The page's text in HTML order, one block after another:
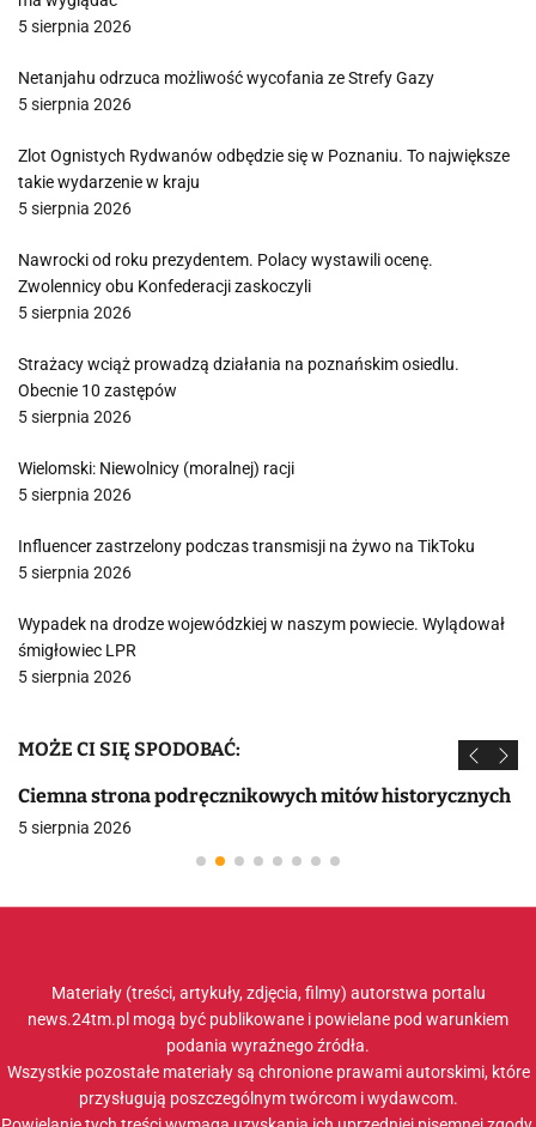
5 sierpnia 2026
Netanjahu odrzuca możliwość wycofania ze Strefy Gazy
5 sierpnia 2026
Zlot Ognistych Rydwanów odbędzie się w Poznaniu. To największe
takie wydarzenie w kraju
5 sierpnia 2026
Nawrocki od roku prezydentem. Polacy wystawili ocenę.
Zwolennicy obu Konfederacji zaskoczyli
5 sierpnia 2026
Strażacy wciąż prowadzą działania na poznańskim osiedlu.
Obecnie 10 zastępów
5 sierpnia 2026
Wielomski: Niewolnicy (moralnej) racji
5 sierpnia 2026
Influencer zastrzelony podczas transmisji na żywo na TikToku
5 sierpnia 2026
Wypadek na drodze wojewódzkiej w naszym powiecie. Wylądował
śmigłowiec LPR
5 sierpnia 2026
MOŻE CI SIĘ SPODOBAĆ:
Ciemna strona podręcznikowych mitów historycznych
5 sierpnia 2026
Materiały (treści, artykuły, zdjęcia, filmy) autorstwa portalu
news.24tm.pl mogą być publikowane i powielane pod warunkiem
podania wyraźnego źródła.
Wszystkie pozostałe materiały są chronione prawami autorskimi, które
przysługują poszczególnym twórcom i wydawcom.